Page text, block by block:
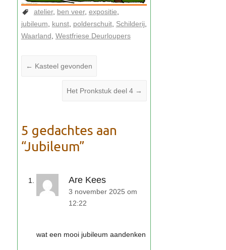
atelier ben veer expositie
jubileum
kunst polderschuit Schilderij
Waarland Westfriese Deurloupers
← Kasteel gevonden
Het Pronkstuk deel 4 →
Jubileum
Are Kees
3 november 2025 om
12:22
wat een mooi jubileum aandenken